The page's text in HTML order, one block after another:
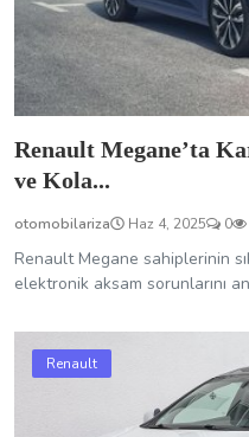
Renault
Renault Latitude’ta
Arızala...
Haz 4, 2025 0